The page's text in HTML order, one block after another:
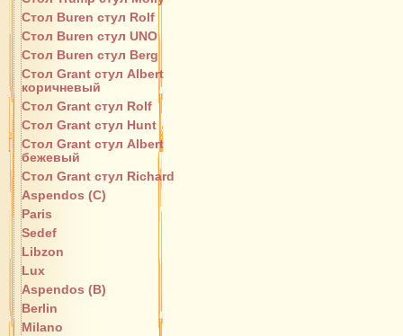
Стол Buren стул Rolf
Стол Buren стул UNO
Стол Buren стул Berg
Стол Grant стул Albert
коричневый
Стол Grant стул Rolf
Стол Grant стул Hunt
Стол Grant стул Albert
бежевый
Стол Grant стул Richard
Aspendos (C)
Paris
Sedef
Libzon
Lux
Aspendos (B)
Berlin
Milano